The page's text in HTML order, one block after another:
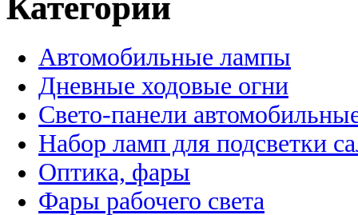
Категории
Автомобильные лампы
Дневные ходовые огни
Свето-панели
Набор ламп для подсветки
Оптика, фары
Фары рабочего света